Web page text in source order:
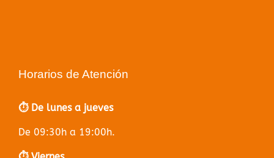
Horarios de Atención
⏱️ De lunes a jueves
De 09:30h a 19:00h.